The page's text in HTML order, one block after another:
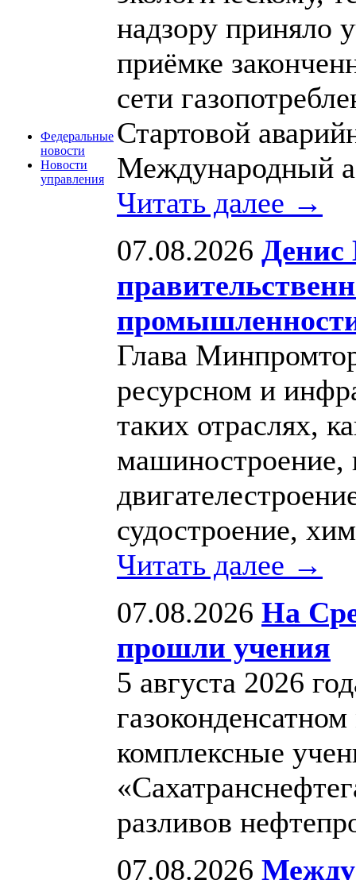
Федеральные
новости
Новости
управления
надзору приняло
приёмке
сети
Стартовой
Международный
Читать далее →
07.08.2026 Денис
Глава
ресурсном и
таких отраслях,
машиностроение,
судостроение,
Читать далее →
07.08.2026 На
прошли учения
5 августа 2026
комплексные
разливов
07.08.2026